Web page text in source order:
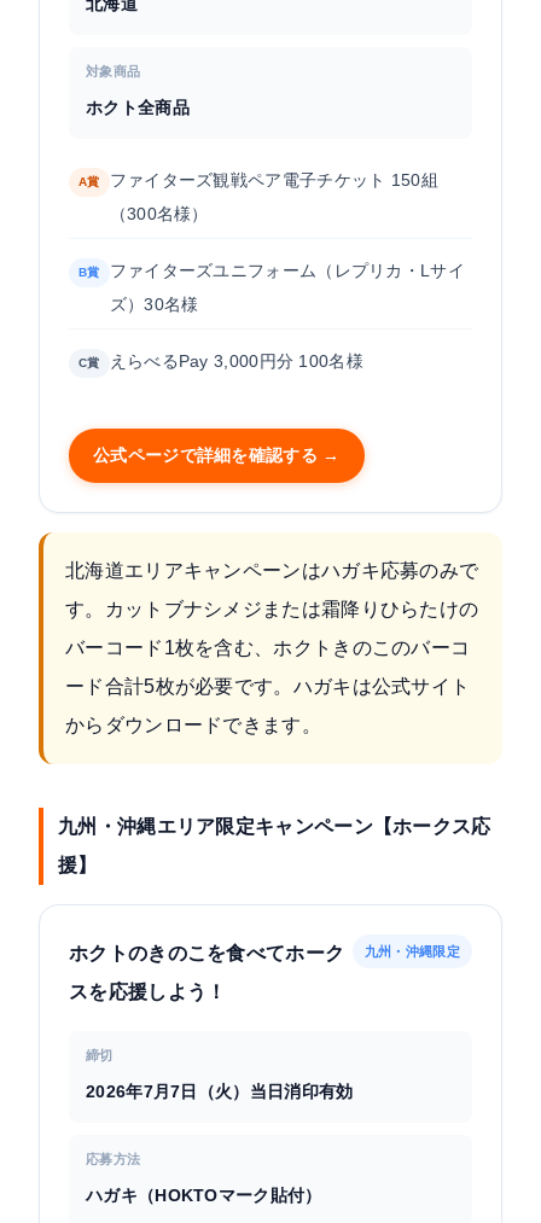
対象商品
ホクト全商品
A賞
ファイターズ観戦ペア電子チケット 150組
（300名様）
B賞
ファイターズユニフォーム（レプリカ・Lサイ
ズ）30名様
C賞 えらべるPay 3,000円分 100名様
公式ページで詳細を確認する →
北海道エリアキャンペーンはハガキ応募のみで
す。カットブナシメジまたは霜降りひらたけの
バーコード1枚を含む、ホクトきのこのバーコ
ード合計5枚が必要です。ハガキは公式サイト
からダウンロードできます。
九州・沖縄エリア限定キャンペーン【ホークス応
援】
ホクトのきのこを食べてホーク
スを応援しよう！
九州・沖縄限定
締切
2026年7月7日（火）当日消印有効
応募方法
ハガキ（HOKTOマーク貼付）